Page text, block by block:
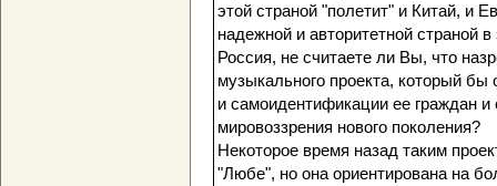
этой страной "полетит" и Китай, и
надежной и авторитетной страной
Россия, не считаете ли Вы, что
музыкального проекта, который
и самоидентификации ее граждан
мировоззрения нового поколения?
Некоторое время назад таким
"Любе", но она ориентирована на